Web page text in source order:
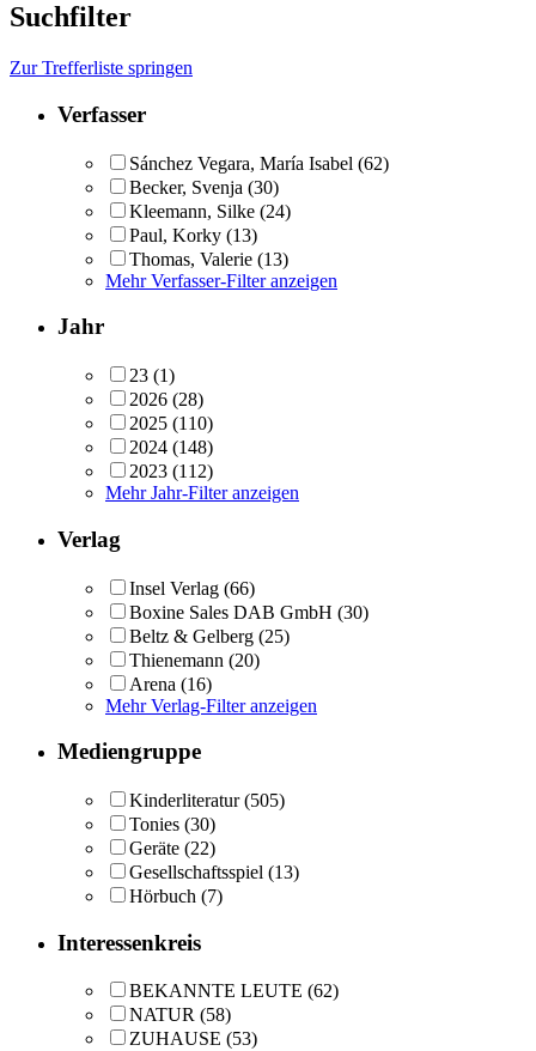
Suchfilter
Zur Trefferliste springen
Verfasser
Sánchez Vegara, María Isabel (62)
Becker, Svenja (30)
Kleemann, Silke (24)
Paul, Korky (13)
Thomas, Valerie (13)
Mehr Verfasser-Filter anzeigen
Jahr
23 (1)
2026 (28)
2025 (110)
2024 (148)
2023 (112)
Mehr Jahr-Filter anzeigen
Verlag
Insel Verlag (66)
Boxine Sales DAB GmbH (30)
Beltz & Gelberg (25)
Thienemann (20)
Arena (16)
Mehr Verlag-Filter anzeigen
Mediengruppe
Kinderliteratur (505)
Tonies (30)
Geräte (22)
Gesellschaftsspiel (13)
Hörbuch (7)
Interessenkreis
BEKANNTE LEUTE (62)
NATUR (58)
ZUHAUSE (53)